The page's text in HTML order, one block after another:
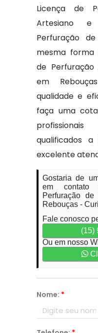
Licença de
Artesiano
Perfuração
mesma forma
de Perfuração
em
qualidade e
faça uma
qualificados
excelente
Gostaria de
em contato
Perfuração
Rebouças -
Fale conosco
(15)
Ou em nosso
Nome: *